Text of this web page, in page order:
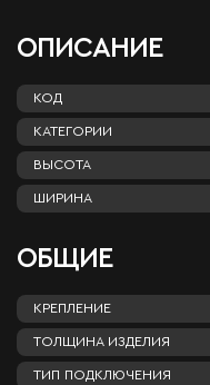
ОПИСАНИЕ
КОД
КАТЕГОРИИ
ВЫСОТА
ШИРИНА
ОБЩИЕ
КРЕПЛЕНИЕ
ТОЛЩИНА ИЗДЕЛИЯ
ТИП ПОДКЛЮЧЕНИЯ